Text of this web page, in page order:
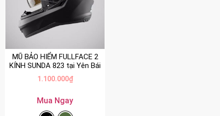
MŨ BẢO HIỂM FULLFACE 2
KÍNH SUNDA 823 tại Yên Bái
1.100.000₫
Mua Ngay